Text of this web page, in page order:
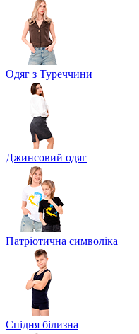
Одяг з Туреччини
Джинсовий одяг
Патріотична символіка
Спідня білизна